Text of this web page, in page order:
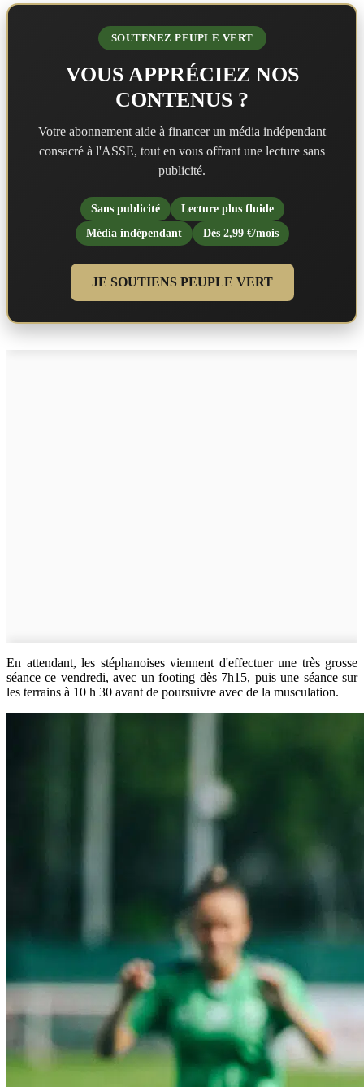
SOUTENEZ PEUPLE VERT
VOUS APPRÉCIEZ NOS
CONTENUS ?
Votre abonnement aide à financer un média indépendant
consacré à l'ASSE, tout en vous offrant une lecture sans
publicité.
Sans publicité
Lecture plus fluide
Média indépendant
Dès 2,99 €/mois
JE SOUTIENS PEUPLE VERT
En attendant, les stéphanoises viennent d'effectuer une très grosse
séance ce vendredi, avec un footing dès 7h15, puis une séance sur
les terrains à 10 h 30 avant de poursuivre avec de la musculation.